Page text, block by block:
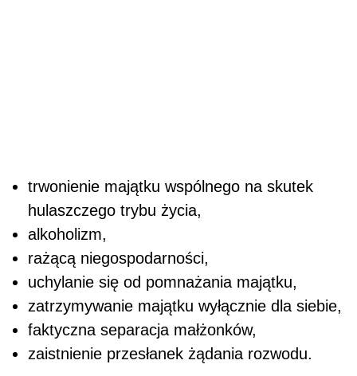
trwonienie majątku wspólnego na skutek
hulaszczego trybu życia,
alkoholizm,
rażącą niegospodarności,
uchylanie się od pomnażania majątku,
zatrzymywanie majątku wyłącznie dla siebie,
faktyczna separacja małżonków,
zaistnienie przesłanek żądania rozwodu.